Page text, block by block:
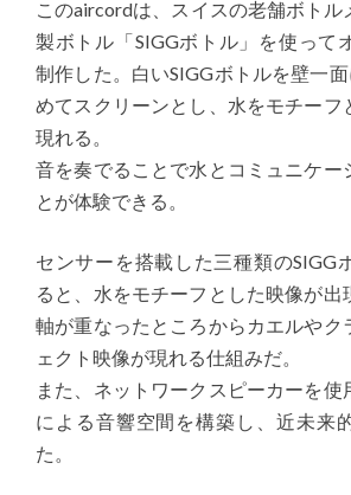
このaircordは、スイスの老舗ボトル
製ボトル「SIGGボトル」を使って
制作した。白いSIGGボトルを壁一
めてスクリーンとし、水をモチーフ
現れる。
音を奏でることで水とコミュニケー
とが体験できる。
センサーを搭載した三種類のSIGG
ると、水をモチーフとした映像が出
軸が重なったところからカエルやク
ェクト映像が現れる仕組みだ。
また、ネットワークスピーカーを使
による音響空間を構築し、近未来
た。